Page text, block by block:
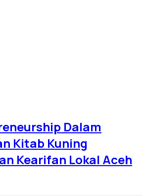
Dalam
Kitab Kuning
Kearifan Lokal Aceh